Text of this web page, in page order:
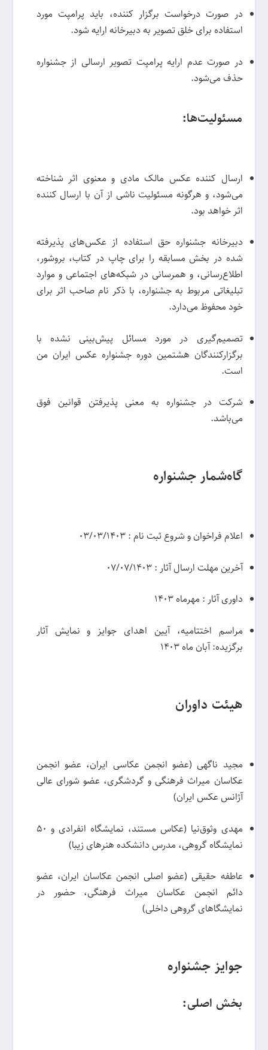
در صورت درخواست برگزار کننده، باید پرامپت مورد
استفاده برای خلق تصویر به دبیرخانه ارایه شود.
در صورت عدم ارایه پرامپت تصویر ارسالی از جشنواره
حذف می‌شود.
مسئولیت‌ها:
ارسال کننده‌ عکس مالک مادی و معنوی اثر شناخته
می‌شود، و هرگونه مسئولیت ناشی از آن با ارسال کننده‌
اثر خواهد بود.
دبیرخانه‌ جشنواره حق استفاده از عکس‌های پذیرفته
شده در بخش مسابقه را برای چاپ در کتاب، بروشور،
اطلاع‌رسانی، و همرسانی در شبکه‌های اجتماعی و موارد
تبلیغاتی مربوط به جشنواره، با ذکر نام صاحب اثر برای
خود محفوظ می‌دارد.
تصمیم‌گیری در مورد مسائل پیش‌بینی نشده با
برگزارکنندگان هشتمین دوره‌ جشنواره عکس ایران من
است.
شرکت در جشنواره به معنی پذیرفتن قوانین فوق
می‌باشد.
گاه‌شمار جشنواره
اعلام فراخوان و شروع ثبت نام : 03/03/1403
آخرین مهلت ارسال آثار : 07/07/1403
داوری آثار : مهرماه 1403
مراسم اختتامیه، آیین اهدای جوایز و نمایش آثار
برگزیده: آبان ماه 1403
هیئت داوران
مجید ناگهی (عضو انجمن عکاسی ایران، عضو انجمن
عکاسان میراث فرهنگی و گردشگری، عضو شورای عالی
آژانس عکس ایران)
مهدی وثوق‌نیا (عکاس مستند، نمایشگاه انفرادی و 50
نمایشگاه گروهی، مدرس دانشکده هنرهای زیبا)
عاطفه حقیقی (عضو اصلی انجمن عکاسان ایران، عضو
دائم انجمن عکاسان میراث فرهنگی، حضور در
نمایشگاهای گروهی داخلی)
جوایز جشنواره
بخش اصلی: